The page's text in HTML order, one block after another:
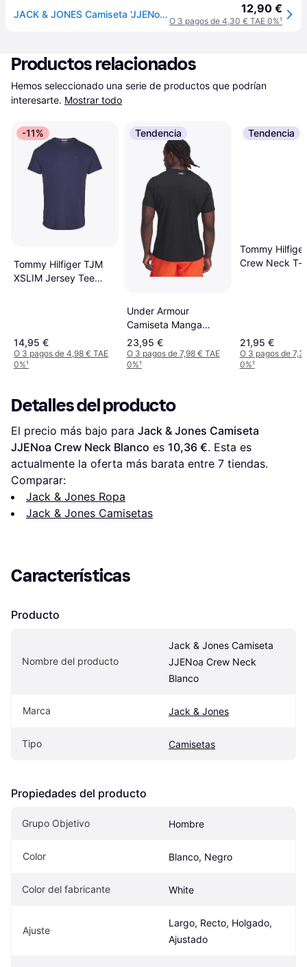
JACK & JONES Camiseta 'JJENoa' blanco 12,90 €
O 3 pagos de 4,30 € TAE 0%¹
Productos relacionados
Hemos seleccionado una serie de productos que podrían
interesarte. Mostrar todo
-11%
Tommy Hilfiger TJM
XSLIM Jersey Tee
14,95 €
O 3 pagos de 4,98 € TAE
0%¹
Tendencia
Under Armour
Camiseta Manga
Corta HeatGear Fitted
Hombre -
Negro/Blanco
23,95 €
O 3 pagos de 7,98 € TAE
0%¹
Tendencia
Tommy
Crew Neck T-
21,95 €
O 3 pagos de
0%¹
Detalles del producto
El precio más bajo para Jack & Jones Camiseta
JJENoa Crew Neck Blanco es 10,36 €. Esta es
actualmente la oferta más barata entre 7 tiendas.
Comparar:
Jack & Jones Ropa
Jack & Jones Camisetas
Características
Producto
Nombre del producto
Jack & Jones Camiseta
JJENoa Crew Neck
Blanco
Marca Jack & Jones
Tipo Camisetas
Propiedades del producto
Grupo Objetivo Hombre
Color Blanco, Negro
Color del fabricante White
Ajuste
Largo, Recto, Holgado,
Ajustado